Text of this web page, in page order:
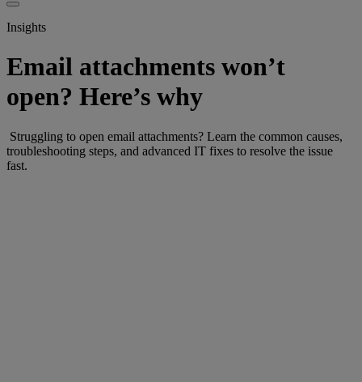
Insights
Email attachments won’t
open? Here’s why
Struggling to open email attachments? Learn the common causes,
troubleshooting steps, and advanced IT fixes to resolve the issue
fast.